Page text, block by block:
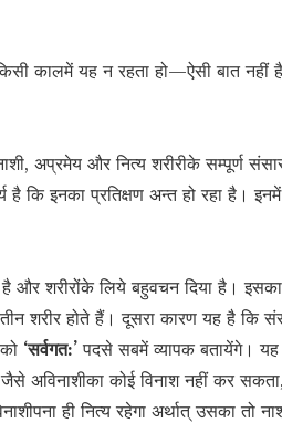
कालमें यह न रहता हो—ऐसी बात नहीं
अप्रमेय और नित्य शरीरीके सम्पूर्ण
है कि इनका प्रतिक्षण अन्त हो रहा है।
है और शरीरोंके लिये बहुवचन दिया है।
शरीर होते हैं। दूसरा कारण यह है कि
‘सर्वगत:’ पदसे सबमें व्यापक बतायेंगे। यह
अविनाशीका कोई विनाश नहीं कर
ही नित्य रहेगा अर्थात् उसका तो